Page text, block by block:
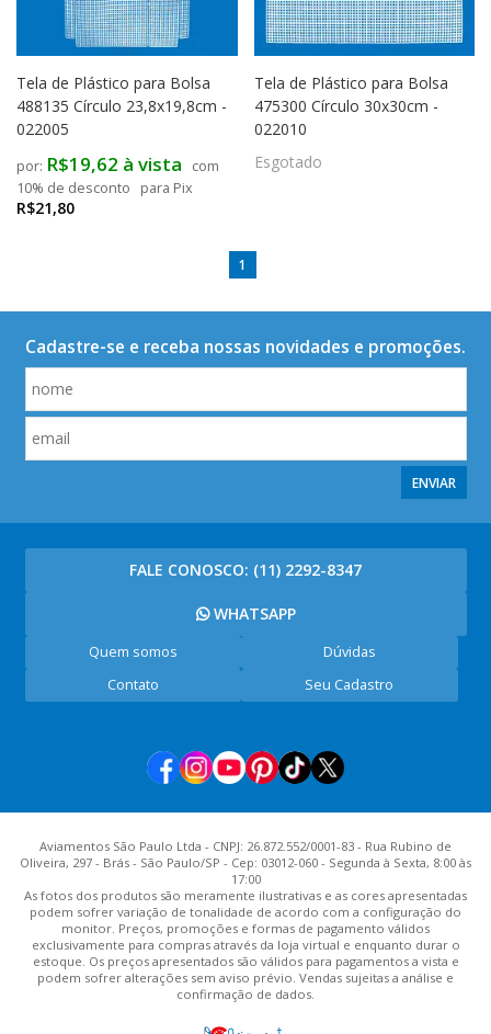
Tela de Plástico para Bolsa
488135 Círculo 23,8x19,8cm -
022005
R$21,80
R$19,62 à vista
com
10% de desconto
para Pix
Tela de Plástico para Bolsa
475300 Círculo 30x30cm -
022010
Esgotado
1
Cadastre-se e receba nossas novidades e promoções.
ENVIAR
FALE CONOSCO: (11) 2292-8347
WHATSAPP
Quem somos
Dúvidas
Contato
Seu Cadastro
Aviamentos São Paulo Ltda - CNPJ: 26.872.552/0001-83 - Rua Rubino de
Oliveira, 297 - Brás - São Paulo/SP - Cep: 03012-060 - Segunda à Sexta, 8:00 às
17:00
As fotos dos produtos são meramente ilustrativas e as cores apresentadas
podem sofrer variação de tonalidade de acordo com a configuração do
monitor. Preços, promoções e formas de pagamento válidos
exclusivamente para compras através da loja virtual e enquanto durar o
estoque. Os preços apresentados são válidos para pagamentos a vista e
podem sofrer alterações sem aviso prévio. Vendas sujeitas a análise e
confirmação de dados.